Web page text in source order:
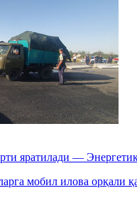
яратилади —
мобил илова